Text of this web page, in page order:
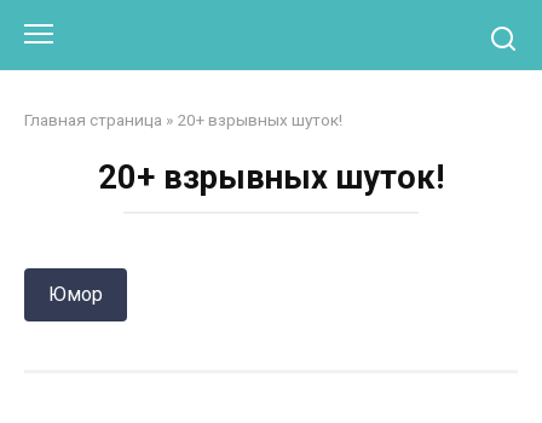
контенту
Главная страница » 20+ взрывных шуток!
20+ взрывных шуток!
Юмор